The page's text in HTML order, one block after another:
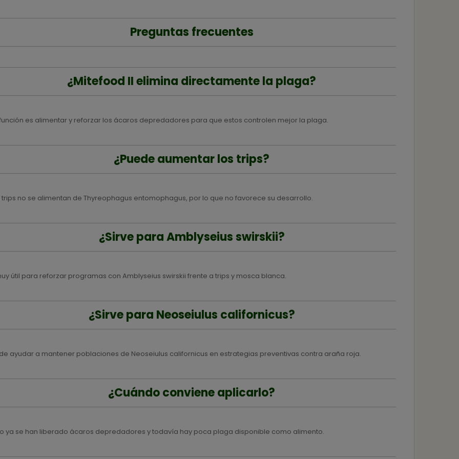
Preguntas frecuentes
¿Mitefood II elimina directamente la plaga?
función es alimentar y reforzar los ácaros depredadores para que estos controlen mejor la plaga.
¿Puede aumentar los trips?
trips no se alimentan de Thyreophagus entomophagus, por lo que no favorece su desarrollo.
¿Sirve para Amblyseius swirskii?
útil para reforzar programas con Amblyseius swirskii frente a trips y mosca blanca.
¿Sirve para Neoseiulus californicus?
ayudar a mantener poblaciones de Neoseiulus californicus en estrategias preventivas contra araña roja.
¿Cuándo conviene aplicarlo?
ya se han liberado ácaros depredadores y todavía hay poca plaga disponible como alimento.